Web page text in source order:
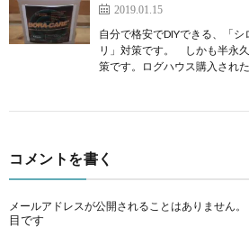
2019.01.15
自分で格安でDIYできる、「
リ」対策です。 しかも半永
策です。ログハウス購入され
コメントを書く
メールアドレスが公開されることはありません。
目です